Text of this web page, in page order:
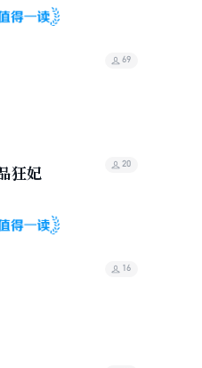
69
狂妃
20
16